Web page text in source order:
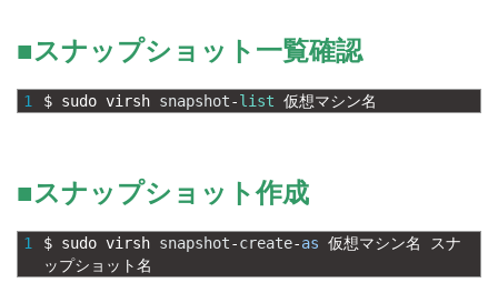
■スナップショット一覧確認
1 $ sudo virsh snapshot-list 仮想マシン名
■スナップショット作成
1 $ sudo virsh snapshot-create-as 仮想マシン名
スナ
ップショット名